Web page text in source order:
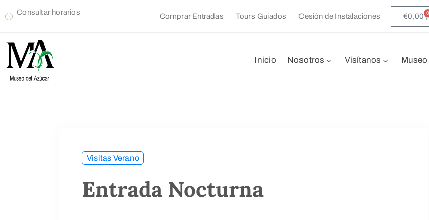
Consultar horarios Comprar Entradas Tours Guiados Cesión de Instalaciones €0,00 0
Inicio Nosotros Visítanos Museo
Visitas Verano
Entrada Nocturna